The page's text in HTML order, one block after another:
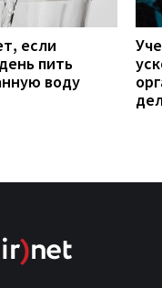
если
пить
воду